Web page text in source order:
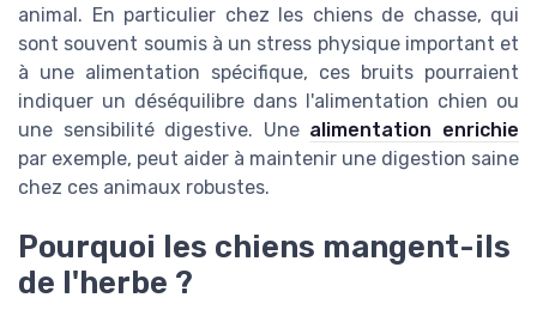
animal. En particulier chez les chiens de chasse, qui
sont souvent soumis à un stress physique important et
à une alimentation spécifique, ces bruits pourraient
indiquer un déséquilibre dans l'alimentation chien ou
une sensibilité digestive. Une alimentation enrichie
par exemple, peut aider à maintenir une digestion saine
chez ces animaux robustes.
Pourquoi les chiens mangent-ils
de l'herbe ?